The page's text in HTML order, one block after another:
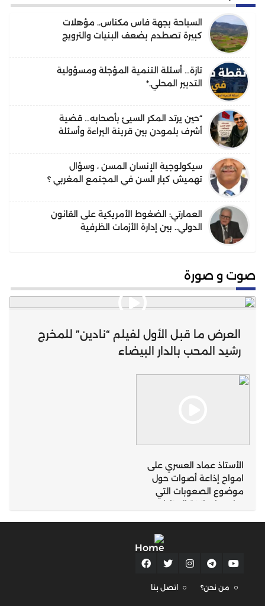
السياحة بجهة فاس مكناس.. مؤهلات
كبيرة تصطدم بضعف البنيات والترويج
تازة… أسئلة التنمية المؤجلة ومسؤولية
التدبير المحلي.*
“حين يرتد المكر السيئ بأصحابه… قضية
أشرف بلمودن بين قرينة البراءة وأسئلة
سيكولوجية الإنسان المسن ، وسؤال
تهميش كبار السن في المجتمع المغربي ؟
العمارتي: الضغوط الأمريكية على القانون
الدولي.. بين إدارة الأزمات الظرفية
صوت و صورة
العرض ما قبل الأول لفيلم “نادين” للمخرج
رشيد المحب بالدار البيضاء
الأستاذ عماد العسري على
امواح إذاعة أصوات حول
موضوع الصعوبات التي
تواجهها ساكنة المناطق
من نحن؟ اتصل بنا